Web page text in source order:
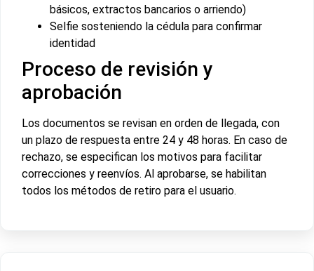
básicos, extractos bancarios o arriendo)
Selfie sosteniendo la cédula para confirmar
identidad
Proceso de revisión y
aprobación
Los documentos se revisan en orden de llegada, con
un plazo de respuesta entre 24 y 48 horas. En caso de
rechazo, se especifican los motivos para facilitar
correcciones y reenvíos. Al aprobarse, se habilitan
todos los métodos de retiro para el usuario.